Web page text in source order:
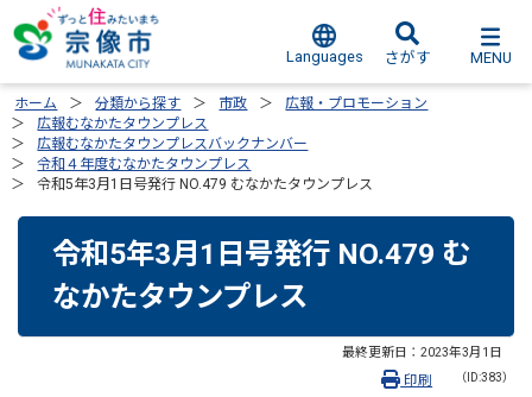
Languages さがす MENU
ホーム 分類から探す 市政
広報・プロモーション
広報むなかたタウンプレス
広報むなかたタウンプレスバックナンバー
令和４年度むなかたタウンプレス
令和5年3月1日号発行 NO.479 むなかたタウンプレス
令和5年3月1日号発行 NO.479 む
なかたタウンプレス
最終更新日： 2023年3月1日
（ID:383）
印刷